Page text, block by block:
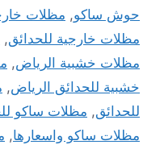
حوش ساكو, مظلات
مظلات خارجية للحدائق,
مظلات خشبية الرياض,
خشبية للحدائق الرياض,
للحدائق, مظلات ساكو
مظلات ساكو واسعارها,